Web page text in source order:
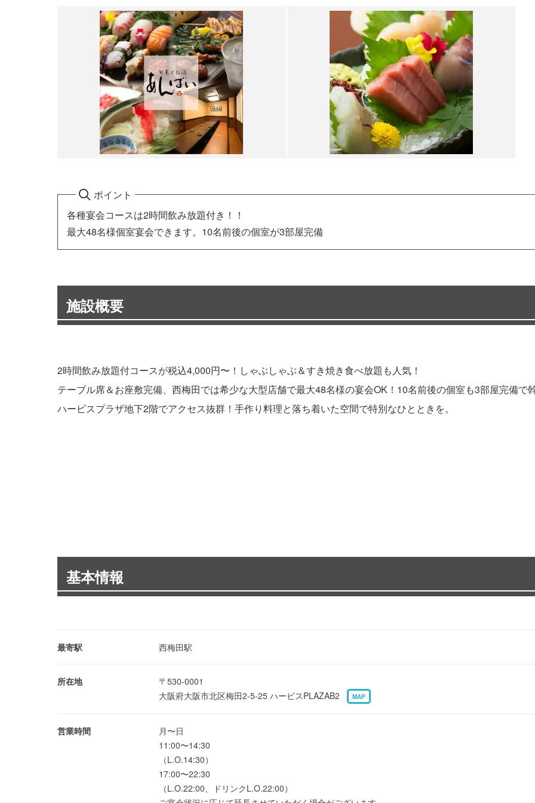
ポイント
各種宴会コースは2時間飲み放題付き！！
最大48名様個室宴会できます。10名前後の個室が3部屋完備
施設概要
2時間飲み放題付コースが税込4,000円〜！しゃぶしゃぶ＆すき焼き食べ放題も人気！
テーブル席＆お座敷完備、西梅田では希少な大型店舗で最大48名様の宴会OK！10名前後の個室も3部屋完備
ハービスプラザ地下2階でアクセス抜群！手作り料理と落ち着いた空間で特別なひとときを。
基本情報
最寄駅 西梅田駅
所在地
〒530-0001
大阪府大阪市北区梅田2-5-25 ハービスPLAZAB2
MAP
営業時間
月〜日
11:00〜14:30
（L.O.14:30）
17:00〜22:30
（L.O.22:00、ドリンクL.O.22:00）